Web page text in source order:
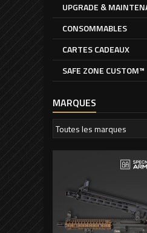
UPGRADE &
CONSOMMABLES
CARTES CADEAUX
SAFE ZONE CUSTOM™
MARQUES